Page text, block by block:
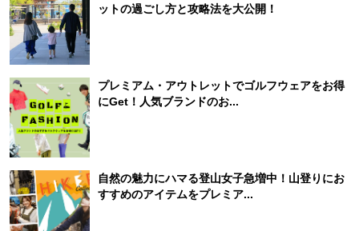
ットの過ごし方と攻略法を大公開！
プレミアム・アウトレットでゴルフウェアをお得
にGet！人気ブランドのお...
自然の魅力にハマる登山女子急増中！山登りにお
すすめのアイテムをプレミア...